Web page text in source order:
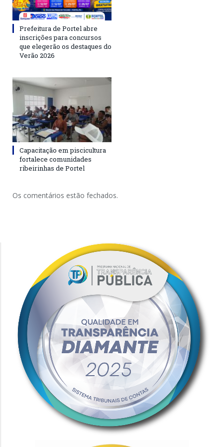
Prefeitura de Portel abre
inscrições para concursos
que elegerão os destaques do
Verão 2026
Capacitação em piscicultura
fortalece comunidades
ribeirinhas de Portel
Os comentários estão fechados.